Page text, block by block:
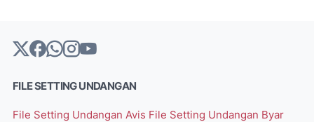
FILE SETTING UNDANGAN
File Setting Undangan Avis File Setting Undangan Byar